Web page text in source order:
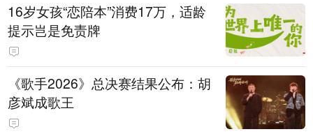
16岁女孩“恋陪本”消费17万，适龄
提示岂是免责牌
《歌手2026》总决赛结果公布：胡
彦斌成歌王